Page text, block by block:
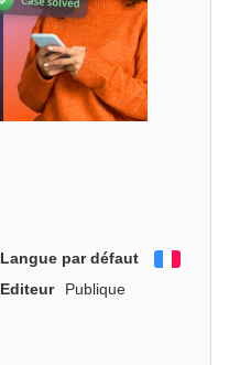
Langue par défaut
Editeur
Publique